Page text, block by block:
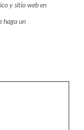
y sitio web en
haga un